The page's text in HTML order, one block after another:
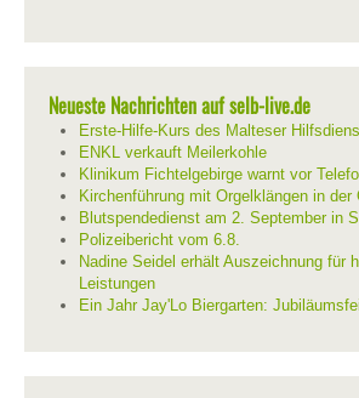
Neueste Nachrichten auf selb-live.de
Erste-Hilfe-Kurs des Malteser
ENKL verkauft Meilerkohle
Klinikum Fichtelgebirge warnt vor
Kirchenführung mit Orgelklängen in
Blutspendedienst am 2. September in
Polizeibericht vom 6.8.
Nadine Seidel erhält Auszeichnung für
Leistungen
Ein Jahr Jay'Lo Biergarten: